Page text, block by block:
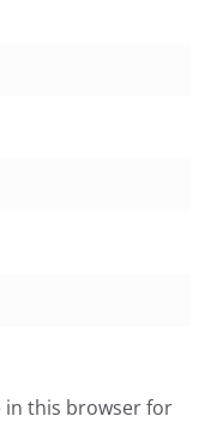
in this browser for